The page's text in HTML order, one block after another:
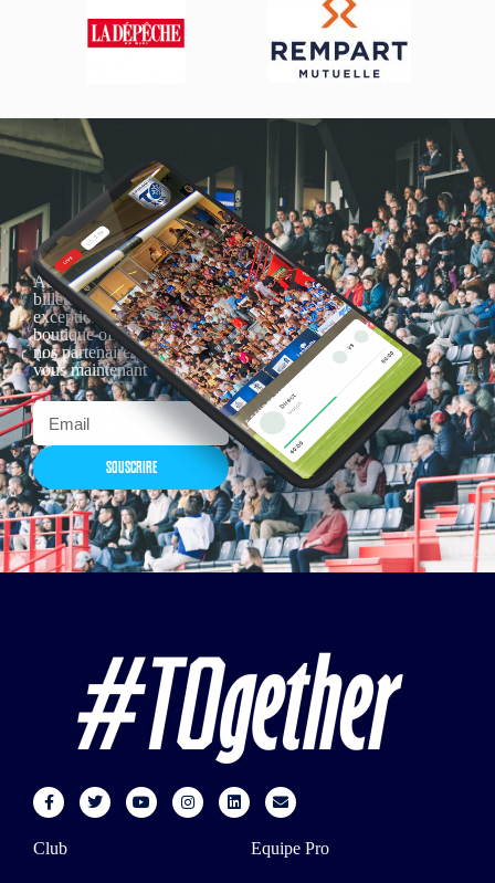
Actualités, nouveautés,
billetterie, remises
exceptionnelles dans la
boutique officielles & chez
nos partenaires… Inscrivez-
vous maintenant
SOUSCRIRE
Club Equipe Pro